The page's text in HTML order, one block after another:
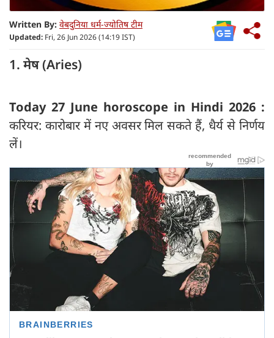
Written By: वेबदुनिया धर्म-ज्योतिष टीम
Updated: Fri, 26 Jun 2026 (14:19 IST)
1. मेष (Aries)
Today 27 June horoscope in Hindi 2026 :
करियर: कारोबार में नए अवसर मिल सकते हैं, धैर्य से निर्णय
लें।